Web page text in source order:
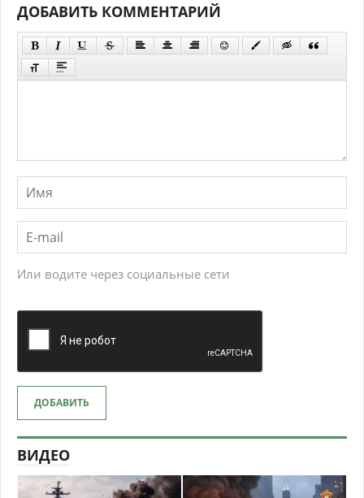
ДОБАВИТЬ КОММЕНТАРИЙ
Или водите через социальные сети
ДОБАВИТЬ
ВИДЕО